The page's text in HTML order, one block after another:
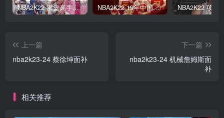
NBA2K22 灌篮高手面补合集 NBA2K22 19年中国队面补合集
上一篇
nba2k23-24 蔡徐坤面补
下一篇
nba2k23-24 机械詹姆斯面
补
相关推荐